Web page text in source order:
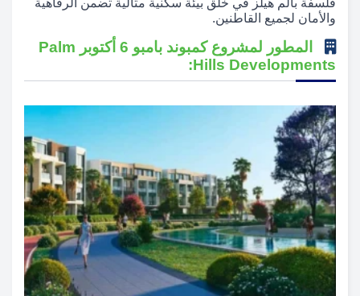
فلسفة بالم هيلز في خلق بيئة سكنية مثالية تضمن الرفاهية
والأمان لجميع القاطنين.
المطور لمشروع كمبوند بامبو 6 أكتوبر Palm
Hills Developments: